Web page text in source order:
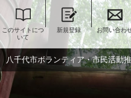
このサイトにつ
いて
新規登録 お問い合わ
八千代市ボランティア・市民活動